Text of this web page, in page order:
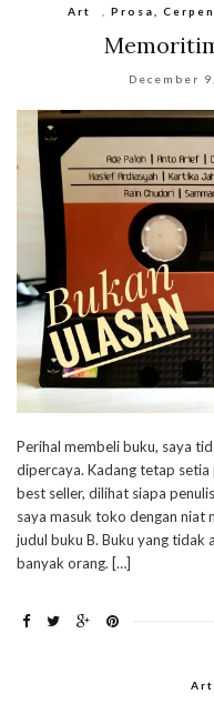
Art Prosa,
December
Perihal membeli buku, saya
dipercaya. Kadang tetap
best seller, dilihat siapa
saya masuk toko dengan niat
judul buku B. Buku yang tidak
banyak orang. […]
Art